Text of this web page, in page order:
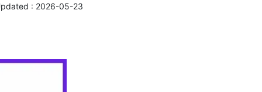
: 2026-05-23